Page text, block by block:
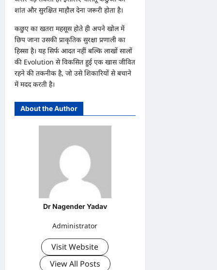
शांत और सुरक्षित माहौल देना जरूरी होता है।
कछुए का खतरा महसूस होते ही अपने खोल में
छिप जाना उसकी प्राकृतिक सुरक्षा प्रणाली का
हिस्सा है। यह सिर्फ आदत नहीं बल्कि लाखों सालों
की Evolution से विकसित हुई एक खास जीवित
रहने की तकनीक है, जो उसे शिकारियों से बचाने
में मदद करती है।
About the Author
Dr Nagender Yadav
Administrator
Visit Website
View All Posts